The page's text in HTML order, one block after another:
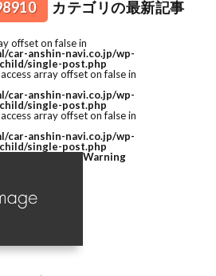
カテゴリの最新記事
offset on false in
car-anshin-navi.co.jp/wp-
single-post.php
array offset on false in
car-anshin-navi.co.jp/wp-
single-post.php
array offset on false in
car-anshin-navi.co.jp/wp-
single-post.php
Warning